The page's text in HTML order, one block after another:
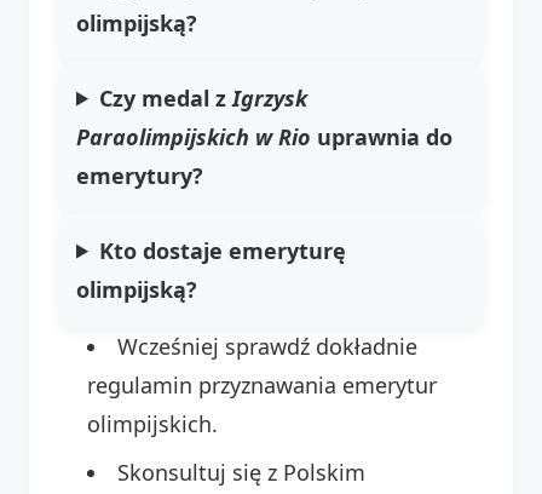
olimpijską?
Czy medal zIgrzysk
Paraolimpijskich w Rio uprawnia do
emerytury?
Kto dostaje emeryturę
olimpijską?
Wcześniej sprawdź dokładnie
regulamin przyznawania emerytur
olimpijskich.
Skonsultuj się z Polskim